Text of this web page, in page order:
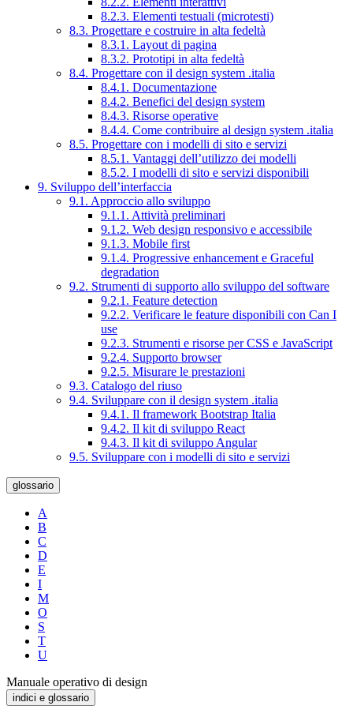
8.2.3. Elementi testuali (microtesti)
8.3. Progettare e costruire in alta fedeltà
8.3.1. Layout di pagina
8.3.2. Prototipi in alta fedeltà
8.4. Progettare con il design system .italia
8.4.1. Documentazione
8.4.2. Benefici del design system
8.4.3. Risorse operative
8.4.4. Come contribuire al design system .italia
8.5. Progettare con i modelli di sito e servizi
8.5.1. Vantaggi dell’utilizzo dei modelli
8.5.2. I modelli di sito e servizi disponibili
9. Sviluppo dell’interfaccia
9.1. Approccio allo sviluppo
9.1.1. Attività preliminari
9.1.2. Web design responsivo e accessibile
9.1.3. Mobile first
9.1.4. Progressive enhancement e Graceful
degradation
9.2. Strumenti di supporto allo sviluppo del software
9.2.1. Feature detection
9.2.2. Verificare le feature disponibili con Can I
use
9.2.3. Strumenti e risorse per CSS e JavaScript
9.2.4. Supporto browser
9.2.5. Misurare le prestazioni
9.3. Catalogo del riuso
9.4. Sviluppare con il design system .italia
9.4.1. Il framework Bootstrap Italia
9.4.2. Il kit di sviluppo React
9.4.3. Il kit di sviluppo Angular
9.5. Sviluppare con i modelli di sito e servizi
glossario
A
B
C
D
E
I
M
O
S
T
U
Manuale operativo di design
indici e glossario